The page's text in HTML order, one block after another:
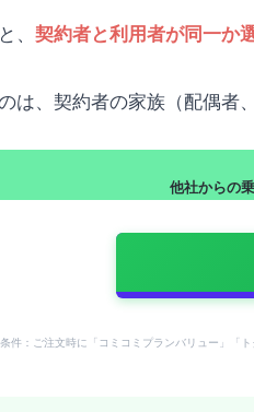
契約者と利用者が同一か
は、契約者の家族（配偶者
他社からの
条件：ご注文時に「コミコミプランバリュー」「